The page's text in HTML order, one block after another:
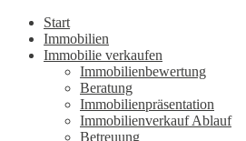
Start
Immobilien
Immobilie verkaufen
Immobilienbewertung
Beratung
Immobilienpräsentation
Immobilienverkauf Ablauf
Betreuung